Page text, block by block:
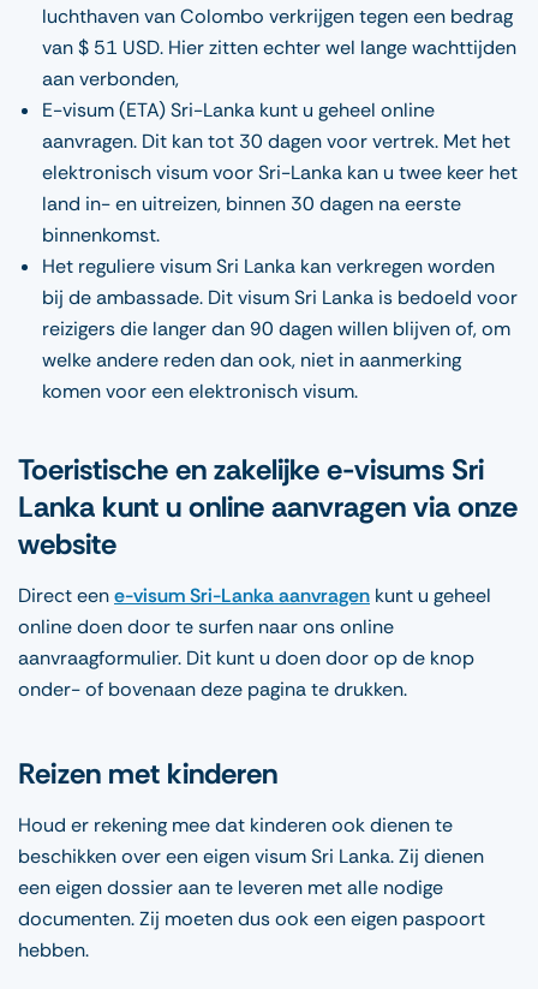
luchthaven van Colombo verkrijgen tegen een bedrag
van $ 51 USD. Hier zitten echter wel lange wachttijden
aan verbonden,
E-visum (ETA) Sri-Lanka kunt u geheel online
aanvragen. Dit kan tot 30 dagen voor vertrek. Met het
elektronisch visum voor Sri-Lanka kan u twee keer het
land in- en uitreizen, binnen 30 dagen na eerste
binnenkomst.
Het reguliere visum Sri Lanka kan verkregen worden
bij de ambassade. Dit visum Sri Lanka is bedoeld voor
reizigers die langer dan 90 dagen willen blijven of, om
welke andere reden dan ook, niet in aanmerking
komen voor een elektronisch visum.
Toeristische en zakelijke e-visums Sri
Lanka kunt u online aanvragen via onze
website
Direct eene-visum Sri-Lanka aanvragen kunt u geheel
online doen door te surfen naar ons online
aanvraagformulier. Dit kunt u doen door op de knop
onder- of bovenaan deze pagina te drukken.
Reizen met kinderen
Houd er rekening mee dat kinderen ook dienen te
beschikken over een eigen visum Sri Lanka. Zij dienen
een eigen dossier aan te leveren met alle nodige
documenten. Zij moeten dus ook een eigen paspoort
hebben.